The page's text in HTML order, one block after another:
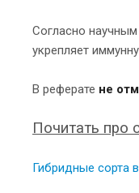
Согласно
укрепляет
В реферате не
Почитать про
Гибридные сорта